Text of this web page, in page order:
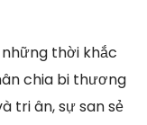
thời khắc
chia bi thương
tri ân, sự san sẻ